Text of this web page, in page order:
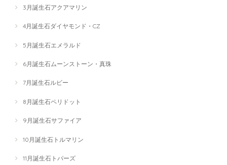
3月誕生石アクアマリン
4月誕生石ダイヤモンド・CZ
5月誕生石エメラルド
6月誕生石ムーンストーン・真珠
7月誕生石ルビー
8月誕生石ペリドット
9月誕生石サファイア
10月誕生石トルマリン
11月誕生石トパーズ